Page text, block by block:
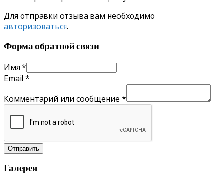
Для отправки отзыва вам необходимо
авторизоваться.
Форма обратной связи
Имя *
Email *
Комментарий или сообщение *
Отправить
Галерея